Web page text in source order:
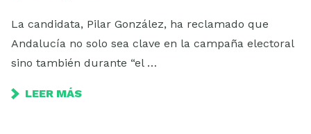
La candidata, Pilar González, ha reclamado que
Andalucía no solo sea clave en la campaña electoral
sino también durante “el …
LEER MÁS